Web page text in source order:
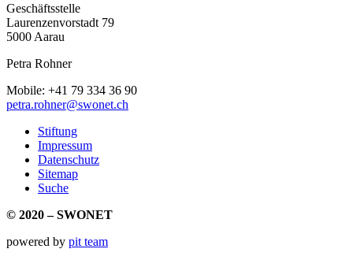
Geschäftsstelle
Laurenzenvorstadt 79
5000 Aarau
Petra Rohner
Mobile: +41 79 334 36 90
petra.rohner@swonet.ch
Stiftung
Impressum
Datenschutz
Sitemap
Suche
© 2020 – SWONET
powered by pit team